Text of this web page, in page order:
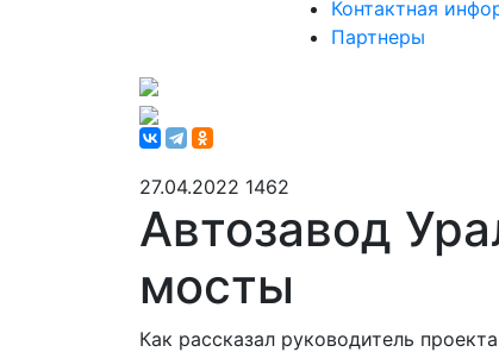
Контактная
Партнеры
27.04.2022 1462
Автозавод
мосты
Как рассказал руководитель